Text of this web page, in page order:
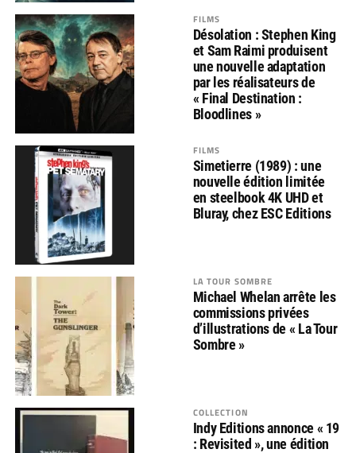
FILMS
Désolation : Stephen King
et Sam Raimi produisent
une nouvelle adaptation
par les réalisateurs de
« Final Destination :
Bloodlines »
FILMS
Simetierre (1989) : une
nouvelle édition limitée
en steelbook 4K UHD et
Bluray, chez ESC Editions
LA TOUR SOMBRE
Michael Whelan arrête les
commissions privées
d’illustrations de « La Tour
Sombre »
COLLECTION
Indy Editions annonce « 19
: Revisited », une édition